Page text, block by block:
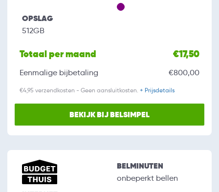
OPSLAG
512GB
Totaal per maand €17,50
Eenmalige bijbetaling €800,00
€4,95 verzendkosten - Geen aansluitkosten. + Prijsdetails
BEKIJK BIJ BELSIMPEL
BELMINUTEN
onbeperkt bellen